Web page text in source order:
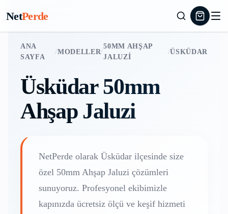
NetPerde
ANA
SAYFA
/MODELLER/
50MM AHŞAP
JALUZI
/ÜSKÜDAR
Üsküdar 50mm
Ahşap Jaluzi
NetPerde olarak Üsküdar ilçesinde size
özel 50mm Ahşap Jaluzi çözümleri
sunuyoruz. Profesyonel ekibimizle
kapınızda ücretsiz ölçü ve keşif hizmeti